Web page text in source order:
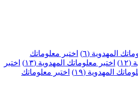
المهدوية (٦)
اختبر معلوماتك
اختبر معلوماتك المهدوية (١٣)
اختبر
المهدوية (١٩)
اختبر معلوماتك